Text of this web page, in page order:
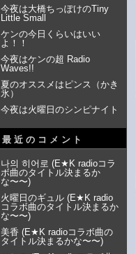
今夜は大橋ちっぽけのTiny
Little Small
ケンの今日くらいはいい
よ！！
今夜はケンの超 Radio
Waves!!
夏のオススメはピンス（かき
氷）
今夜は火曜日のシンピナイト
最近のコメント
나의 히어로 (E★K radioコラ
ボ曲のタイトル決まるか
な〜〜)
火曜日のギュル (E★K radio
コラボ曲のタイトル決まるか
な〜〜)
美香 (E★K radioコラボ曲の
タイトル決まるかな〜〜)